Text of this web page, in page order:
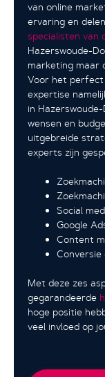
van online
ervaring en
specialisten van
Hazerswoude-
marketing maar
Voor het perfect
expertise
in
wensen en
uitgebreide
experts zijn
Social
Google
Content
Conversie
Met deze zes
gegarandeerde
hoge positie
veel invloed op